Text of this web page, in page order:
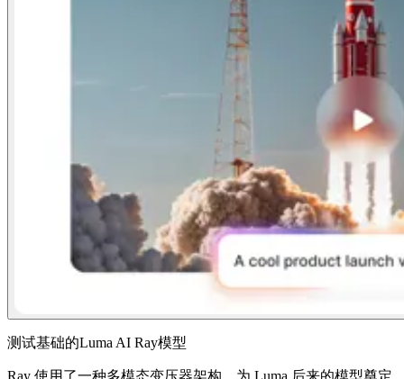
测试基础的Luma AI Ray模型
Ray 使用了一种多模态变压器架构，为 Luma 后来的模型奠定